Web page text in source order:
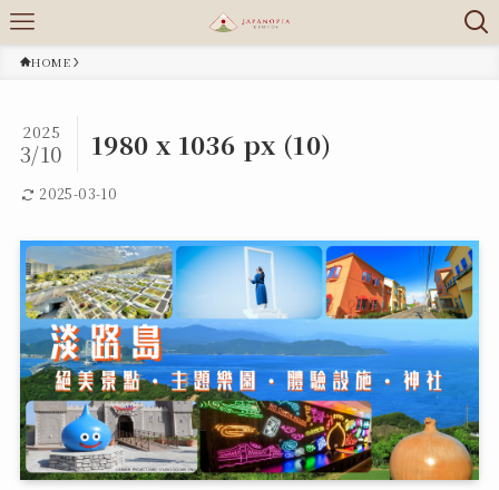
HOME
1980 x 1036 px (10)
2025
3/10
2025-03-10